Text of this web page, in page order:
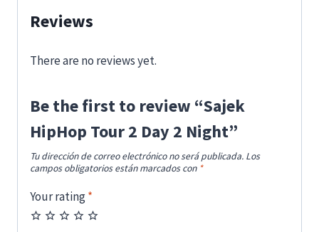
Reviews
There are no reviews yet.
Be the first to review “Sajek
HipHop Tour 2 Day 2 Night”
Tu dirección de correo electrónico no será publicada. Los
campos obligatorios están marcados con *
Your rating*